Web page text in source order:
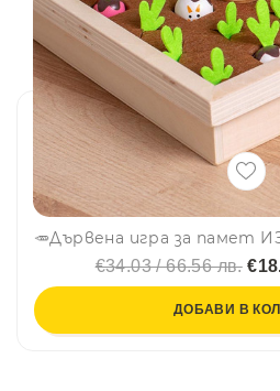
€34.03 / 66.56 лв.
ДОБАВИ В